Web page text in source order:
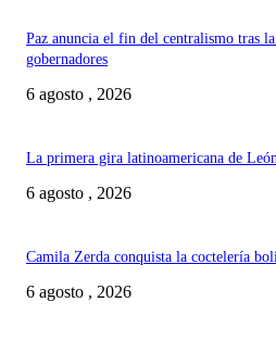
Paz anuncia el fin del centralismo tras
gobernadores
6 agosto , 2026
La primera gira latinoamericana de
6 agosto , 2026
Camila Zerda conquista la coctelería
6 agosto , 2026